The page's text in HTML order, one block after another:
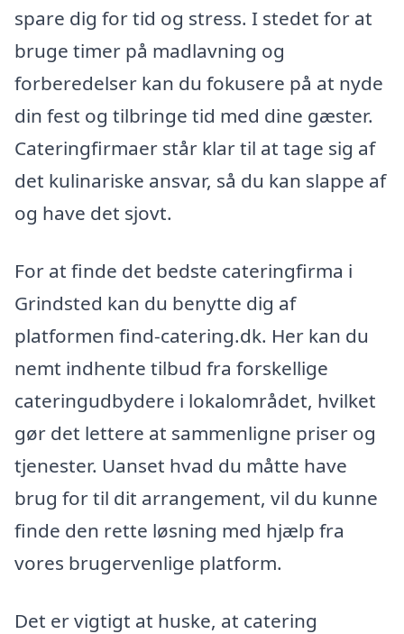
spare dig for tid og stress. I stedet for at
bruge timer på madlavning og
forberedelser kan du fokusere på at nyde
din fest og tilbringe tid med dine gæster.
Cateringfirmaer står klar til at tage sig af
det kulinariske ansvar, så du kan slappe af
og have det sjovt.
For at finde det bedste cateringfirma i
Grindsted kan du benytte dig af
platformen find-catering.dk. Her kan du
nemt indhente tilbud fra forskellige
cateringudbydere i lokalområdet, hvilket
gør det lettere at sammenligne priser og
tjenester. Uanset hvad du måtte have
brug for til dit arrangement, vil du kunne
finde den rette løsning med hjælp fra
vores brugervenlige platform.
Det er vigtigt at huske, at catering